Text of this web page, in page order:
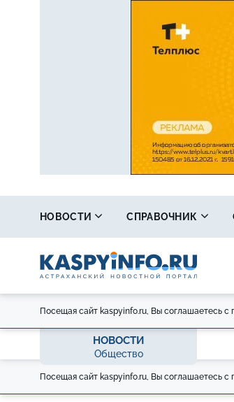
НОВОСТИ СПРАВОЧНИК
Посещая сайт kaspyinfo.ru, Вы соглашаетесь с
НОВОСТИ
Общество
Посещая сайт kaspyinfo.ru, Вы соглашаетесь с